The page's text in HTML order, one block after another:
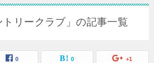
トリークラブ」の記事一覧
0 0 +1